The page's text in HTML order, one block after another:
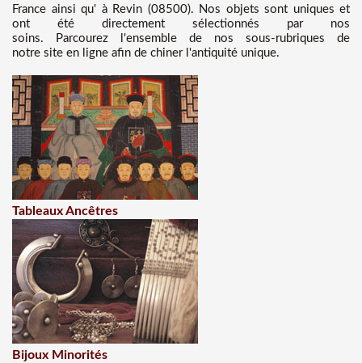
France ainsi qu' à Revin (08500). Nos objets sont uniques et
ont été directement sélectionnés par nos
soins. Parcourez l'ensemble de nos sous-rubriques de
notre site en ligne afin de chiner l'antiquité unique.
Tableaux Ancêtres
Bijoux Minorités